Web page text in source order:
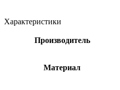
Характеристики
Производитель
Материал